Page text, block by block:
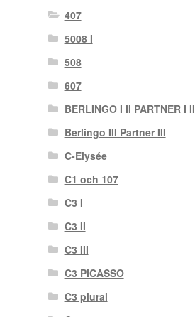
407
5008 I
508
607
BERLINGO I II PARTNER I II
Berlingo III Partner III
C-Elysée
C1 och 107
C3 I
C3 II
C3 III
C3 PICASSO
C3 plural